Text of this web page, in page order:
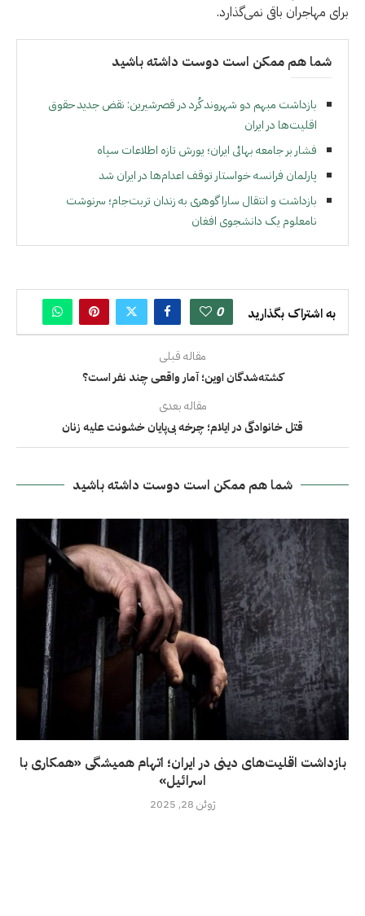
برای مهاجران باقی نمی‌گذارد.
شما هم ممکن است دوست داشته باشید
بازداشت مبهم دو شهروند کُرد در قصرشیرین: نقض جدید حقوق
اقلیت‌ها در ایران
فشار بر جامعه بهائی ایران؛ یورش تازه اطلاعات سپاه
پارلمان فرانسه خواستار توقف اعدام‌ها در ایران شد
بازداشت و انتقال سارا گوهری به زندان تربت‌جام؛ سرنوشت
نامعلوم یک دانشجوی افغان
به اشتراک بگذارید 0
مقاله قبلی
کشته‌شدگان اوین؛ آمار واقعی چند نفر است؟
مقاله بعدی
قتل خانوادگی در ایلام؛ چرخه بی‌پایان خشونت علیه زنان
شما هم ممکن است دوست داشته باشید
بازداشت اقلیت‌های دینی در ایران؛ اتهام همیشگی «همکاری با
اسرائیل»
ژوئن 28, 2025